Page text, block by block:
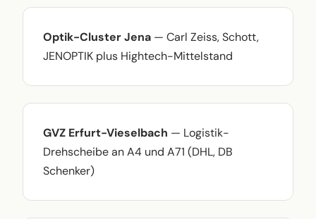
Optik-Cluster Jena — Carl Zeiss, Schott,
JENOPTIK plus Hightech-Mittelstand
GVZ Erfurt-Vieselbach — Logistik-
Drehscheibe an A4 und A71 (DHL, DB
Schenker)